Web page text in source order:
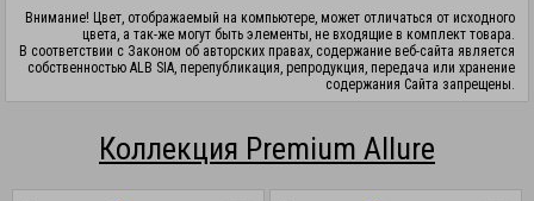
Внимание! Цвет, отображаемый на компьютере, может отличаться от исходного
цвета, а так-же могут быть элементы, не входящие в комплект товара.
В соответствии с Законом об авторских правах, содержание веб-сайта является
собственностью ALB SIA, перепубликация, репродукция, передача или хранение
содержания Сайта запрещены.
Коллекция Premium Allure